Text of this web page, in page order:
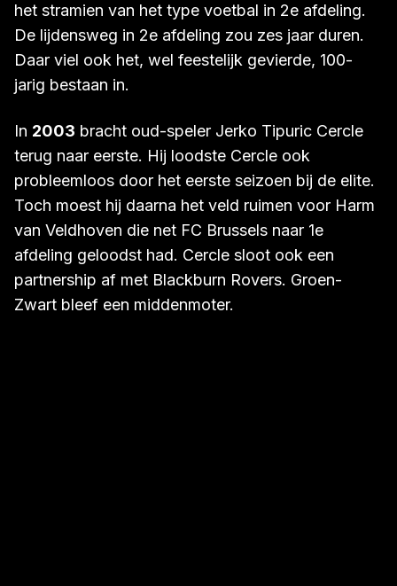
het stramien van het type voetbal in 2e afdeling.
De lijdensweg in 2e afdeling zou zes jaar duren.
Daar viel ook het, wel feestelijk gevierde, 100-
jarig bestaan in.
In 2003 bracht oud-speler Jerko Tipuric Cercle
terug naar eerste. Hij loodste Cercle ook
probleemloos door het eerste seizoen bij de elite.
Toch moest hij daarna het veld ruimen voor Harm
van Veldhoven die net FC Brussels naar 1e
afdeling geloodst had. Cercle sloot ook een
partnership af met Blackburn Rovers. Groen-
Zwart bleef een middenmoter.